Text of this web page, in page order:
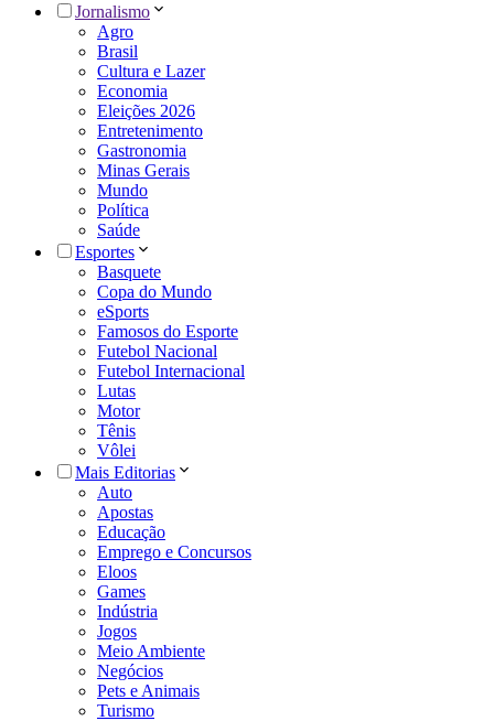
Jornalismo
Agro
Brasil
Cultura e Lazer
Economia
Eleições 2026
Entretenimento
Gastronomia
Minas Gerais
Mundo
Política
Saúde
Esportes
Basquete
Copa do Mundo
eSports
Famosos do Esporte
Futebol Nacional
Futebol Internacional
Lutas
Motor
Tênis
Vôlei
Mais Editorias
Auto
Apostas
Educação
Emprego e Concursos
Eloos
Games
Indústria
Jogos
Meio Ambiente
Negócios
Pets e Animais
Turismo